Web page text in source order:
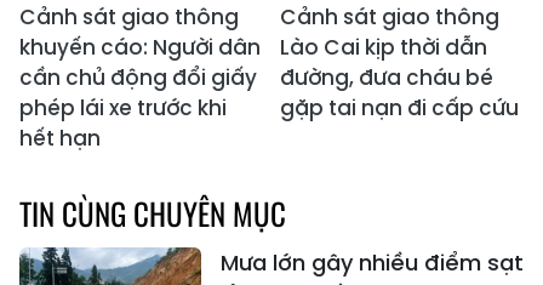
Cảnh sát giao thông
khuyến cáo: Người dân
cần chủ động đổi giấy
phép lái xe trước khi
hết hạn
Cảnh sát giao thông
Lào Cai kịp thời dẫn
đường, đưa cháu bé
gặp tai nạn đi cấp cứu
TIN CÙNG CHUYÊN MỤC
Mưa lớn gây nhiều điểm sạt